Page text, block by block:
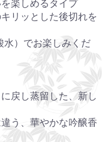
楽しめるタイプ
リッとした後切れを
）でお楽しみくだ
戻し蒸留した、新し
う、華やかな吟醸香